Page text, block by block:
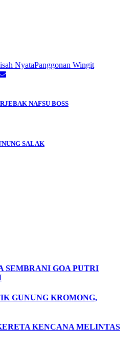
NyataPanggonan Wingit
NAFSU BOSS
SALAK
SEMBRANI GOA PUTRI
GUNUNG KROMONG,
KENCANA MELINTAS